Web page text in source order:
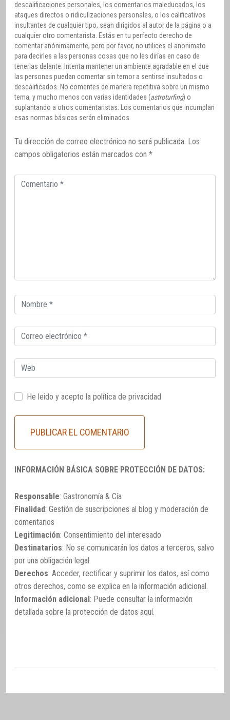
descalificaciones personales, los comentarios maleducados, los
ataques directos o ridiculizaciones personales, o los calificativos
insultantes de cualquier tipo, sean dirigidos al autor de la página o a
cualquier otro comentarista. Estás en tu perfecto derecho de
comentar anónimamente, pero por favor, no utilices el anonimato
para decirles a las personas cosas que no les dirías en caso de
tenerlas delante. Intenta mantener un ambiente agradable en el que
las personas puedan comentar sin temor a sentirse insultados o
descalificados. No comentes de manera repetitiva sobre un mismo
tema, y mucho menos con varias identidades (astroturfing) o
suplantando a otros comentaristas. Los comentarios que incumplan
esas normas básicas serán eliminados.
Tu dirección de correo electrónico no será publicada. Los
campos obligatorios están marcados con *
Comentario
Correo
electrónico
Correo
electrónico
Web
He leido y acepto la política de privacidad
INFORMACIÓN BÁSICA SOBRE PROTECCIÓN DE DATOS:
Responsable: Gastronomía & Cía
Finalidad: Gestión de suscripciones al blog y moderación de
comentarios
Legitimación: Consentimiento del interesado
Destinatarios: No se comunicarán los datos a terceros, salvo
por una obligación legal.
Derechos: Acceder, rectificar y suprimir los datos, así como
otros derechos, como se explica en la información adicional.
Información adicional : Puede consultar la información
detallada sobre la protección de datos aquí.